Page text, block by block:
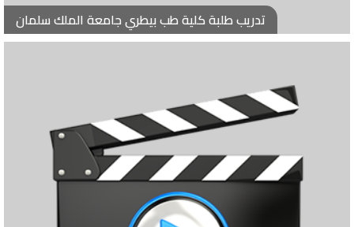
تدريب طلبة كلية طب بيطري جامعة الملك سلمان